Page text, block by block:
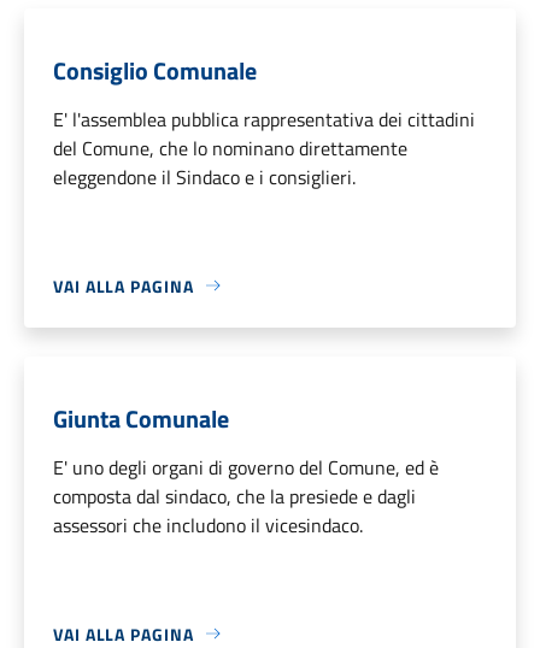
Consiglio Comunale
E' l'assemblea pubblica rappresentativa dei cittadini
del Comune, che lo nominano direttamente
eleggendone il Sindaco e i consiglieri.
VAI ALLA PAGINA
Giunta Comunale
E' uno degli organi di governo del Comune, ed è
composta dal sindaco, che la presiede e dagli
assessori che includono il vicesindaco.
VAI ALLA PAGINA